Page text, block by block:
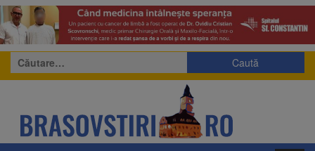
Caută
după: